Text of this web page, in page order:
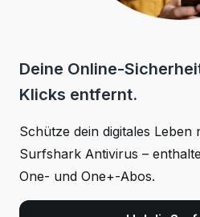
Deine Online-
Klicks entfernt.
Schütze dein digitales Leben
Surfshark Antivirus –
One- und One+-Abos.